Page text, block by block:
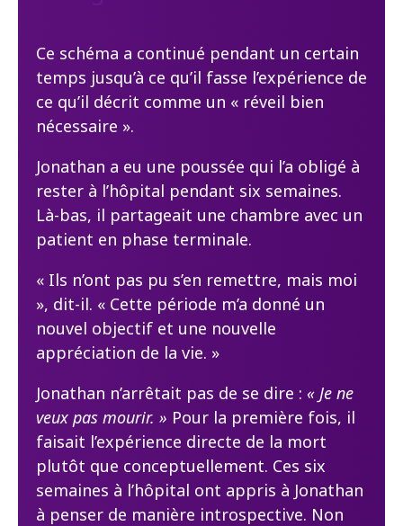
Ce schéma a continué pendant un certain
temps jusqu’à ce qu’il fasse l’expérience de
ce qu’il décrit comme un « réveil bien
nécessaire ».
Jonathan a eu une poussée qui l’a obligé à
rester à l’hôpital pendant six semaines.
Là-bas, il partageait une chambre avec un
patient en phase terminale.
« Ils n’ont pas pu s’en remettre, mais moi
», dit-il. « Cette période m’a donné un
nouvel objectif et une nouvelle
appréciation de la vie. »
Jonathan n’arrêtait pas de se dire : « Je ne
veux pas mourir. » Pour la première fois, il
faisait l’expérience directe de la mort
plutôt que conceptuellement. Ces six
semaines à l’hôpital ont appris à Jonathan
à penser de manière introspective. Non